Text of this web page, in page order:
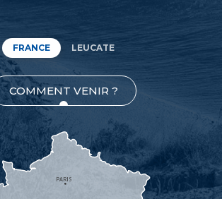
FRANCE LEUCATE
COMMENT VENIR ?
PARIS